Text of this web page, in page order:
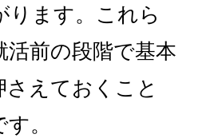
ります。これら
活前の段階で基本
えておくこと
。